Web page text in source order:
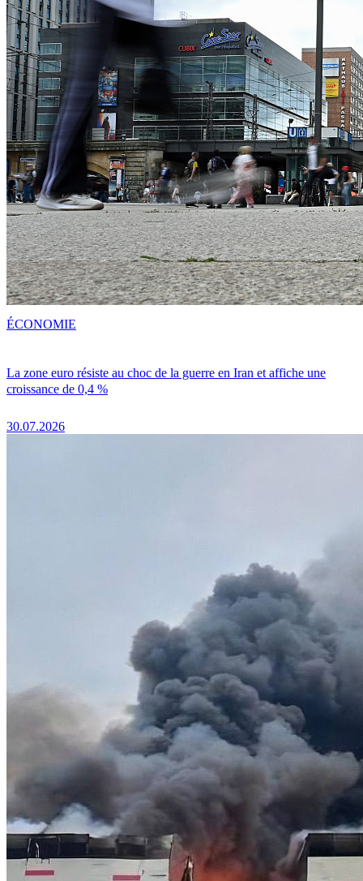
La zone euro résiste au choc de la guerre en Iran et affiche une
croissance de 0,4 %
30.07.2026
ÉCONOMIE